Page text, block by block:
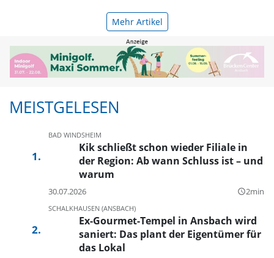
Mehr Artikel
MEISTGELESEN
BAD WINDSHEIM
Kik schließt schon wieder Filiale in
der Region: Ab wann Schluss ist – und
warum
30.07.2026 query_builder2min
SCHALKHAUSEN (ANSBACH)
Ex-Gourmet-Tempel in Ansbach wird
saniert: Das plant der Eigentümer für
das Lokal